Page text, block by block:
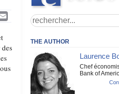
Email
THE AUTHOR
Laurence
Chef
Bank of